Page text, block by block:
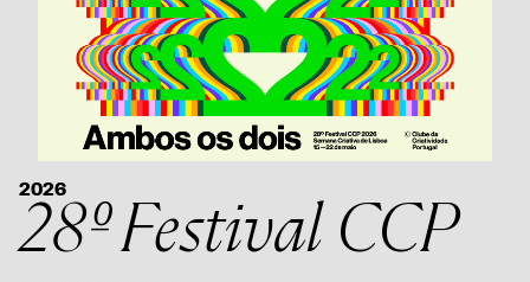
FESTIVAL
JURADOS
SEMANA CRIATIVA
SPONSORS & PARCEIROS
OUTRAS EDIÇÕES
2026
28º Festival CCP